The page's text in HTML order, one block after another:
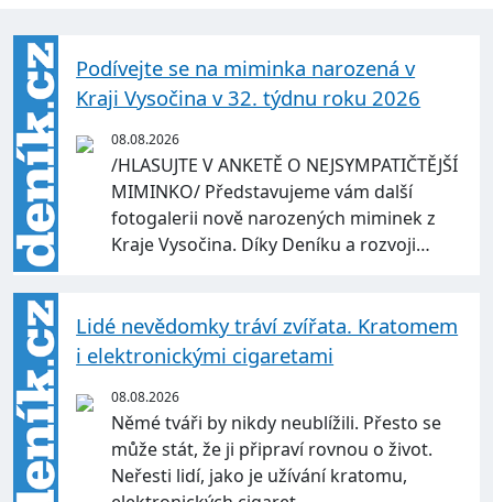
Podívejte se na miminka narozená v
Kraji Vysočina v 32. týdnu roku 2026
08.08.2026
/HLASUJTE V ANKETĚ O NEJSYMPATIČTĚJŠÍ
MIMINKO/ Představujeme vám další
fotogalerii nově narozených miminek z
Kraje Vysočina. Díky Deníku a rozvoji…
Lidé nevědomky tráví zvířata. Kratomem
i elektronickými cigaretami
08.08.2026
Němé tváři by nikdy neublížili. Přesto se
může stát, že ji připraví rovnou o život.
Neřesti lidí, jako je užívání kratomu,